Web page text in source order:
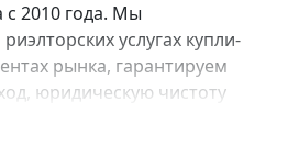
2010 года. Мы
услугах купли-
рынка, гарантируем
юридическую чистоту
сделок. Самое ценное для